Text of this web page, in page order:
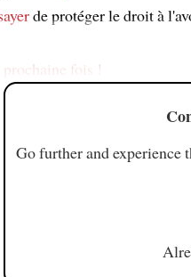
de protéger le droit à
prochaine fois !
Go further and